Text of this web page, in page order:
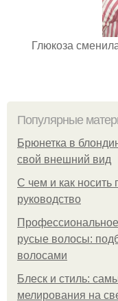
Глюкоза
Популярные
Брюнетка в
свой внешний вид
С чем и как носить
руководство
русые волосы:
волосами
Блеск и стиль:
мелирования на